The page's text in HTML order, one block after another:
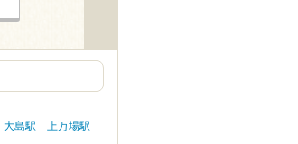
大島駅
上万場駅